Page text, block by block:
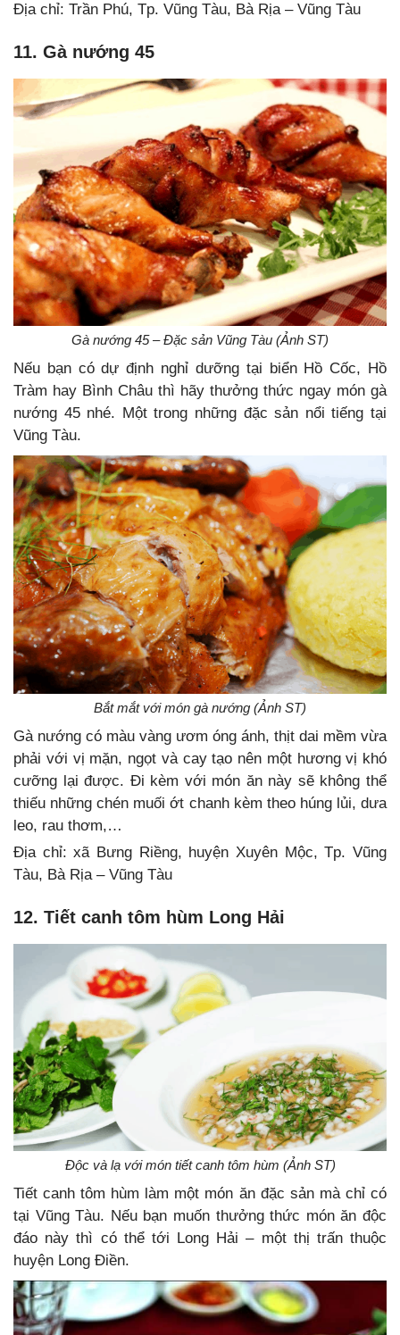
Địa chỉ: Trần Phú, Tp. Vũng Tàu, Bà Rịa – Vũng Tàu
11. Gà nướng 45
Gà nướng 45 – Đặc sản Vũng Tàu (Ảnh ST)
Nếu bạn có dự định nghỉ dưỡng tại biển Hồ Cốc, Hồ
Tràm hay Bình Châu thì hãy thưởng thức ngay món gà
nướng 45 nhé. Một trong những đặc sản nổi tiếng tại
Vũng Tàu.
Bắt mắt với món gà nướng (Ảnh ST)
Gà nướng có màu vàng ươm óng ánh, thịt dai mềm vừa
phải với vị mặn, ngọt và cay tạo nên một hương vị khó
cưỡng lại được. Đi kèm với món ăn này sẽ không thể
thiếu những chén muối ớt chanh kèm theo húng lủi, dưa
leo, rau thơm,…
Địa chỉ: xã Bưng Riềng, huyện Xuyên Mộc, Tp. Vũng
Tàu, Bà Rịa – Vũng Tàu
12. Tiết canh tôm hùm Long Hải
Độc và lạ với món tiết canh tôm hùm (Ảnh ST)
Tiết canh tôm hùm làm một món ăn đặc sản mà chỉ có
tại Vũng Tàu. Nếu bạn muốn thưởng thức món ăn độc
đáo này thì có thể tới Long Hải – một thị trấn thuộc
huyện Long Điền.